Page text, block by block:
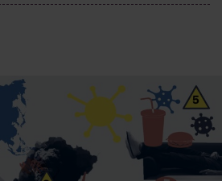
Logga in
Prenumerera